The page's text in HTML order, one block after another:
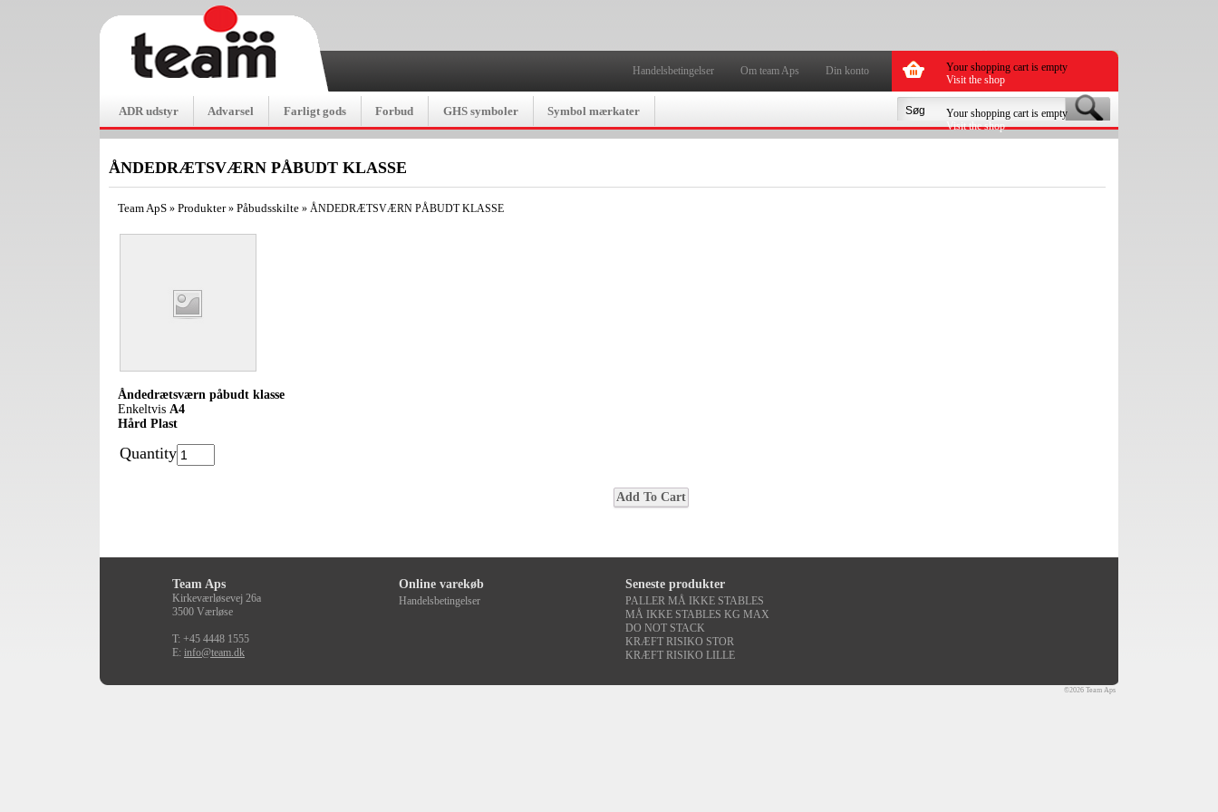
Handelsbetingelser Om team Aps Din konto
Your shopping cart is empty
Visit the shop
Your shopping cart is empty
Visit the shop
ADR udstyr Advarsel Farligt gods Forbud GHS symboler Symbol mærkater
ÅNDEDRÆTSVÆRN PÅBUDT KLASSE
Team ApS » Produkter» Påbudsskilte » ÅNDEDRÆTSVÆRN PÅBUDT KLASSE
Åndedrætsværn påbudt klasse
Enkeltvis A4
Hård Plast
Quantity
Team Aps
Kirkeværløsevej 26a
3500 Værløse
T: +45 4448 1555
E: info@team.dk
Online varekøb
Handelsbetingelser
Seneste produkter
PALLER MÅ IKKE STABLES
MÅ IKKE STABLES KG MAX
DO NOT STACK
KRÆFT RISIKO STOR
KRÆFT RISIKO LILLE
©2026 Team Aps